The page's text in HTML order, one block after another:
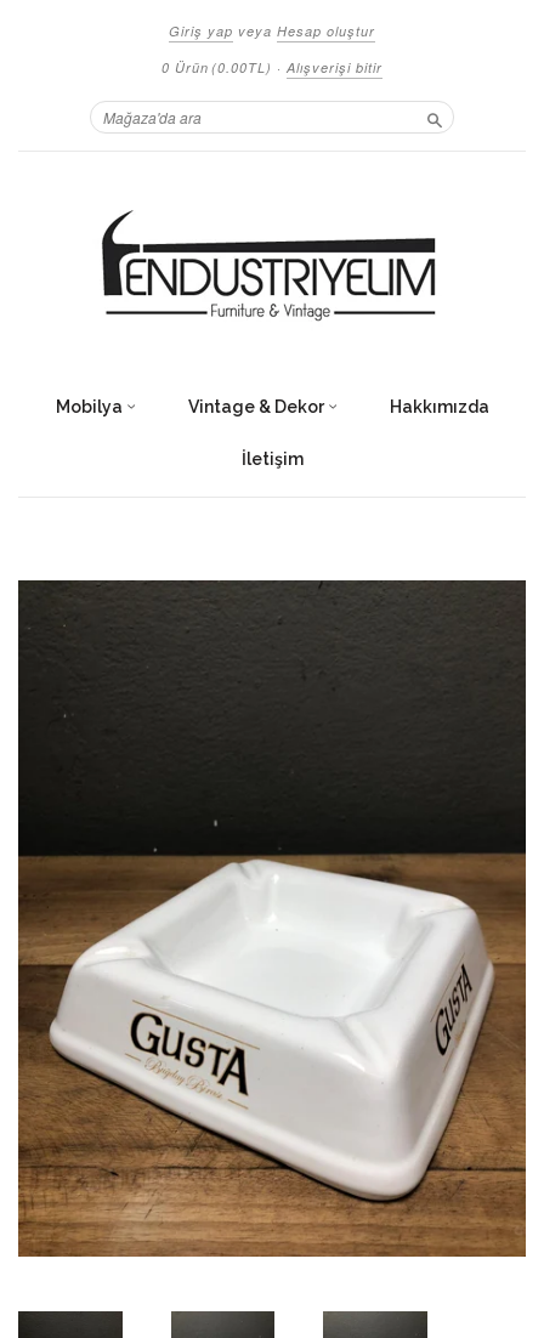
Giriş yap veya Hesap oluştur
0 Ürün (0.00TL) · Alışverişi bitir
Ara
Mobilya Vintage & Dekor Hakkımızda
İletişim